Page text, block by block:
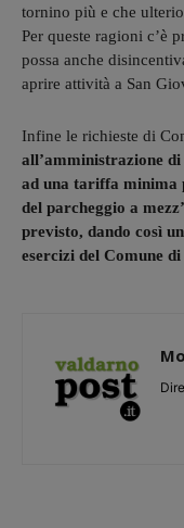
tornino più e che
Per queste ragioni c’è
possa anche
aprire attività a San
Infine le richieste di
all’amministrazione
ad una tariffa minima
del parcheggio a
previsto, dando così
esercizi del Comune